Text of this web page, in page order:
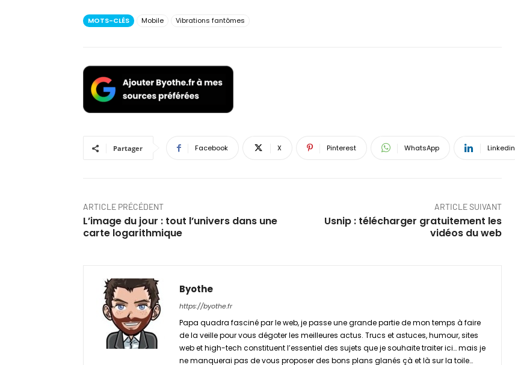
MOTS-CLÉS Mobile Vibrations fantômes
Partager Facebook X Pinterest WhatsApp Linkedin
ARTICLE PRÉCÉDENT
L’image du jour : tout l’univers dans une
carte logarithmique
ARTICLE SUIVANT
Usnip : télécharger gratuitement les
vidéos du web
Byothe
https://byothe.fr
Papa quadra fasciné par le web, je passe une grande partie de mon temps à faire
de la veille pour vous dégoter les meilleures actus. Trucs et astuces, humour, sites
web et high-tech constituent l’essentiel des sujets que je souhaite traiter ici… mais je
ne manquerai pas de vous proposer des bons plans glanés çà et là sur la toile…